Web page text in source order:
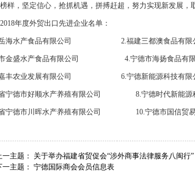
样，坚定信心，抢抓机遇，拼搏赶超，努力实现新发展，
年度外贸出口先进企业名单：
岳海水产食品有限公司 2.福建三都澳食品有限
市金盛水产食品有限公司 4.宁德市海扬食品有限
嘉丰农业发展有限公司 6.宁德新能源科技有限
宁德市好顺水产养殖有限公司 8.宁德时代新能源
宁德市川晖水产养殖有限公司 10.宁德市国信贸易
一主题：
关于举办福建省贸促会“涉外商事法律服务八闽行
一主题： 宁德国际商会会员信息表